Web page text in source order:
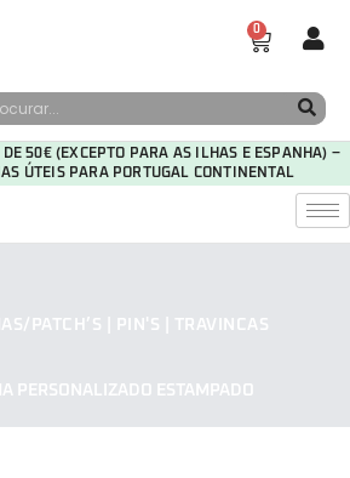
0
DE 50€ (EXCEPTO PARA AS ILHAS E ESPANHA) –
ÚTEIS PARA PORTUGAL CONTINENTAL
PATCH’S | PIN'S | TRAVINCAS
PERSONALIZADO ESTAMPADO